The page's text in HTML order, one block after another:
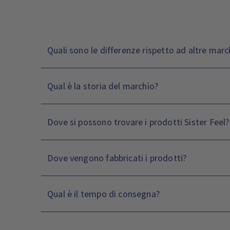
Quali sono le differenze rispetto ad altre
Qual è la storia del marchio?
Dove si possono trovare i prodotti Sister Feel?
Dove vengono fabbricati i prodotti?
Qual è il tempo di consegna?